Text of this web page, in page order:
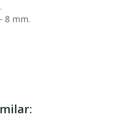
8 mm.